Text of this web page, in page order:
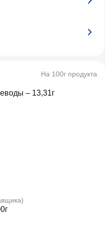
На 100г продукта
– 13,31г